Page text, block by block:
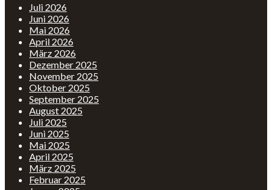
Juli 2026
Juni 2026
Mai 2026
April 2026
März 2026
Dezember 2025
November 2025
Oktober 2025
September 2025
August 2025
Juli 2025
Juni 2025
Mai 2025
April 2025
März 2025
Februar 2025